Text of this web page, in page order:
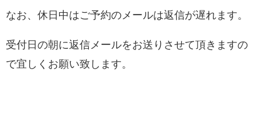
なお、休日中はご予約のメールは返信が遅れます。
受付日の朝に返信メールをお送りさせて頂きますの
で宜しくお願い致します。